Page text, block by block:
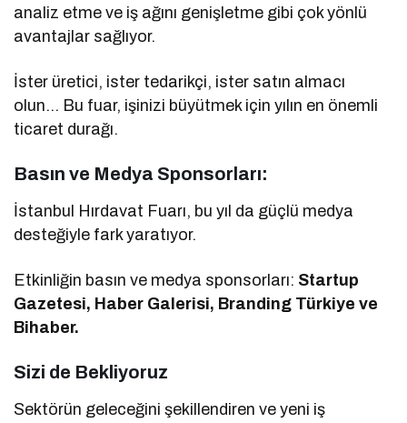
analiz etme ve iş ağını genişletme gibi çok yönlü
avantajlar sağlıyor.
İster üretici, ister tedarikçi, ister satın almacı
olun… Bu fuar, işinizi büyütmek için yılın en önemli
ticaret durağı.
Basın ve Medya Sponsorları:
İstanbul Hırdavat Fuarı, bu yıl da güçlü medya
desteğiyle fark yaratıyor.
Etkinliğin basın ve medya sponsorları: Startup
Gazetesi, Haber Galerisi, Branding Türkiye ve
Bihaber.
Sizi de Bekliyoruz
Sektörün geleceğini şekillendiren ve yeni iş